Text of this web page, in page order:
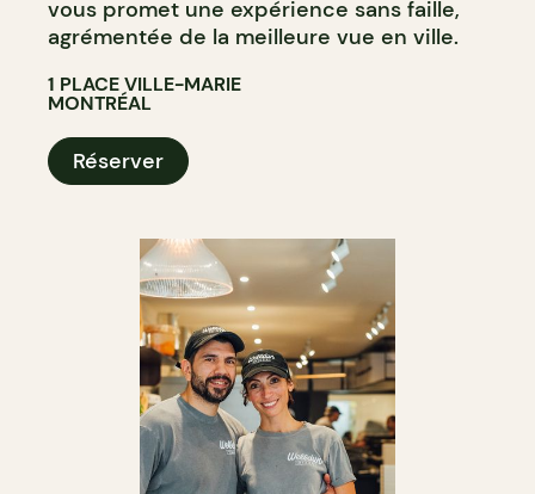
vous promet une expérience sans faille,
agrémentée de la meilleure vue en ville.
1 PLACE VILLE-MARIE
MONTRÉAL
Réserver